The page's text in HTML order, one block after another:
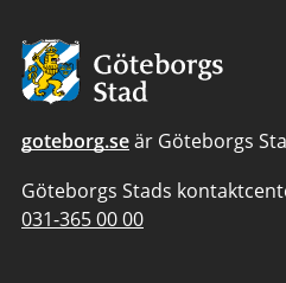
Avsändare:
Göteborgs
Stad
goteborg.seär Göteborgs
Göteborgs Stads
Telefonnummer
031-365 00 00